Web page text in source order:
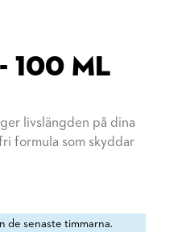
100 ML
livslängden på dina
formula som skyddar
de senaste timmarna.